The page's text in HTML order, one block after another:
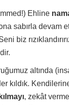
Ehline
sabırla devam
biz
altında
kıldık.
, zekât